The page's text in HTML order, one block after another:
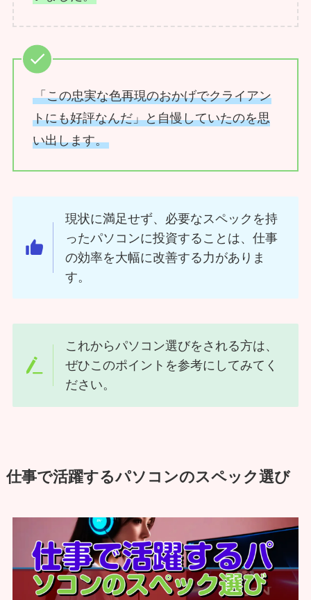
「この忠実な色再現のおかげでクライアン
トにも好評なんだ」と自慢していたのを思
い出します。
現状に満足せず、必要なスペックを持
ったパソコンに投資することは、仕事
の効率を大幅に改善する力がありま
す。
これからパソコン選びをされる方は、
ぜひこのポイントを参考にしてみてく
ださい。
仕事で活躍するパソコンのスペック選び